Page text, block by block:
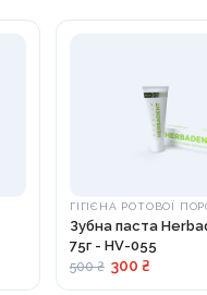
ГІГІЄНА РОТОВОЇ
Зубна паста
75г - HV-055
500 ₴ 300 ₴